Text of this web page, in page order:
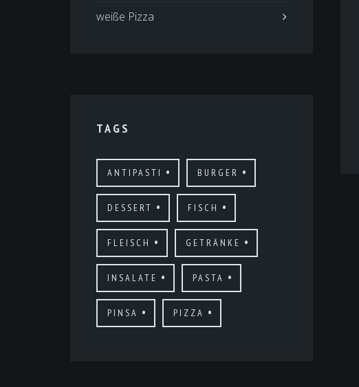
weiße Pizza
TAGS
ANTIPASTI BURGER
DESSERT FISCH
FLEISCH GETRÄNKE
INSALATE PASTA
PINSA PIZZA